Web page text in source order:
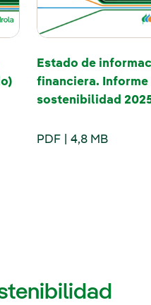
para el accionista
Estado de
financiera. Informe
sostenibilidad
PDF 4,8 MB